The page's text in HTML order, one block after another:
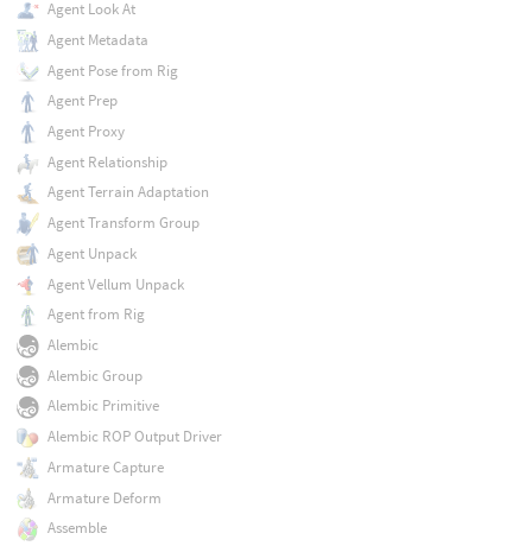
Agent Look At
Agent Metadata
Agent Pose from Rig
Agent Prep
Agent Proxy
Agent Relationship
Agent Terrain Adaptation
Agent Transform Group
Agent Unpack
Agent Vellum Unpack
Agent from Rig
Alembic
Alembic Group
Alembic Primitive
Alembic ROP Output Driver
Armature Capture
Armature Deform
Assemble